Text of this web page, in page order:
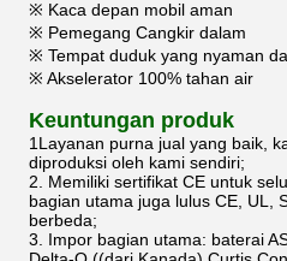
※ Kaca depan mobil aman
※ Pemegang Cangkir dalam
※ Tempat duduk yang nyaman
※ Akselerator 100% tahan air
Keuntungan produk
1Layanan purna jual yang baik,
diproduksi oleh kami sendiri;
2. Memiliki sertifikat CE untuk
bagian utama juga lulus CE, UL,
berbeda;
3. Impor bagian utama: baterai